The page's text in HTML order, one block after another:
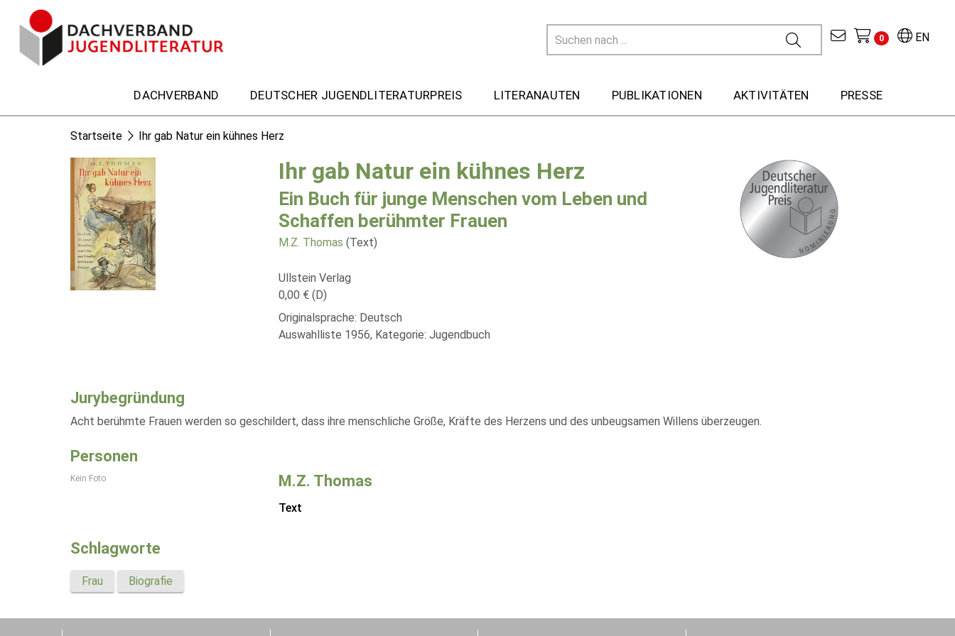
EN
0
DACHVERBAND DEUTSCHER JUGENDLITERATURPREIS LITERANAUTEN PUBLIKATIONEN AKTIVITÄTEN PRESSE
Startseite Ihr gab Natur ein kühnes Herz
Ihr gab Natur ein kühnes Herz
Ein Buch für junge Menschen vom Leben und
Schaffen berühmter Frauen
M.Z. Thomas (Text)
Ullstein Verlag
0,00 € (D)
Originalsprache: Deutsch
Auswahlliste 1956, Kategorie: Jugendbuch
Jurybegründung
Acht berühmte Frauen werden so geschildert, dass ihre menschliche Größe, Kräfte des Herzens und des unbeugsamen Willens überzeugen.
Personen
Kein Foto M.Z. Thomas
Text
Schlagworte
Frau Biografie